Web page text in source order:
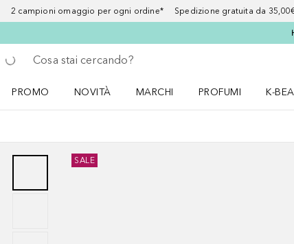
2 campioni omaggio per ogni ordine* Spedizione gratuita da
Torna indietro
Esegui ricerca
PROMO
NOVITÀ
MARCHI
PROFUMI
K-
SALE